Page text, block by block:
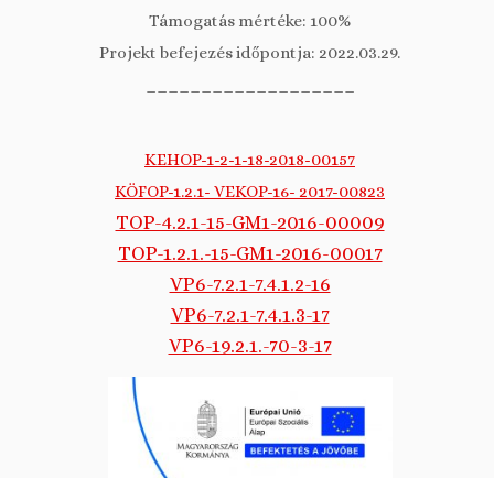
Támogatás mértéke: 100%
Projekt befejezés időpontja: 2022.03.29.
KEHOP-1-2-1-18-2018-00157
KÖFOP-1.2.1- VEKOP-16- 2017-00823
TOP-4.2.1-15-GM1-2016-00009
TOP-1.2.1.-15-GM1-2016-00017
VP6-7.2.1-7.4.1.2-16
VP6-7.2.1-7.4.1.3-17
VP6-19.2.1.-70-3-17